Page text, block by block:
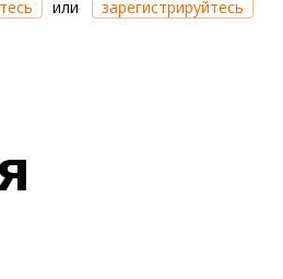
или зарегистрируйтесь